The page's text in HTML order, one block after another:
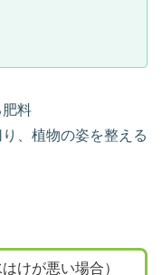
肥料
、植物の姿を整える
けが悪い場合）